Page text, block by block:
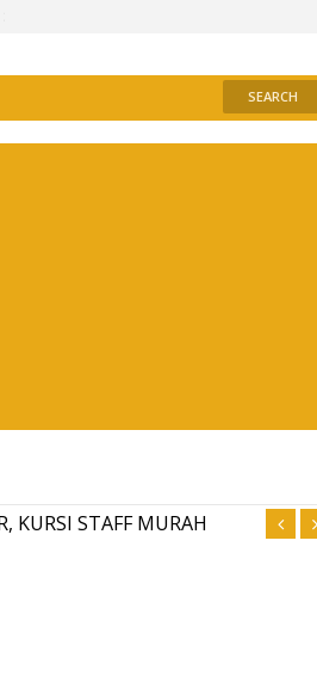
KURSI STAFF MURAH